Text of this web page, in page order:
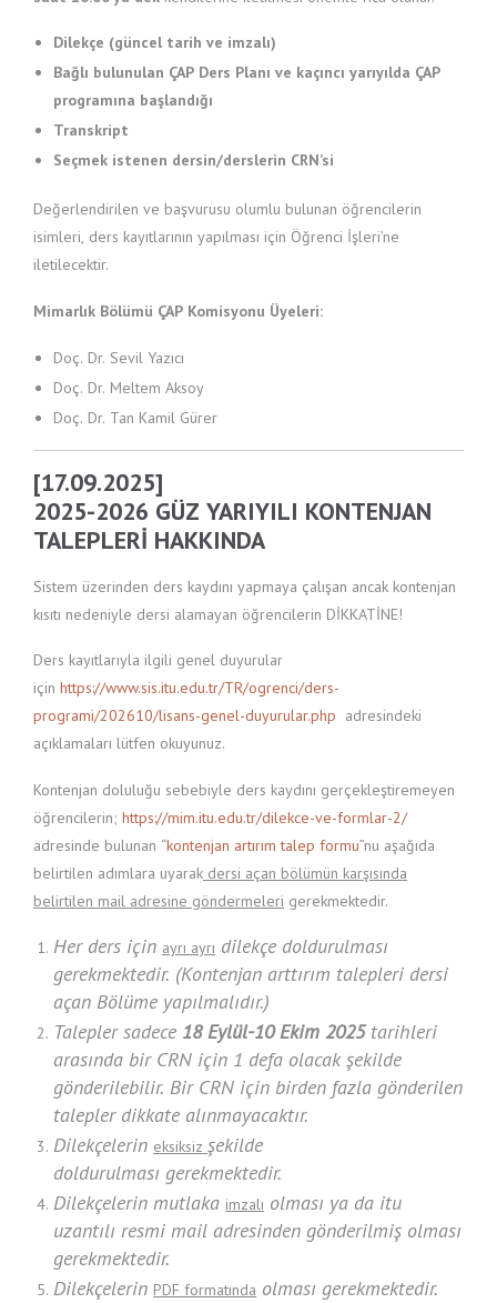
Dilekçe (güncel tarih ve imzalı)
Bağlı bulunulan ÇAP Ders Planı ve kaçıncı yarıyılda ÇAP
programına başlandığı
Transkript
Seçmek istenen dersin/derslerin CRN’si
Değerlendirilen ve başvurusu olumlu bulunan öğrencilerin
isimleri, ders kayıtlarının yapılması için Öğrenci İşleri’ne
iletilecektir.
Mimarlık Bölümü ÇAP Komisyonu Üyeleri:
Doç. Dr. Sevil Yazıcı
Doç. Dr. Meltem Aksoy
Doç. Dr. Tan Kamil Gürer
[17.09.2025]
2025-2026 GÜZ YARIYILI KONTENJAN
TALEPLERİ HAKKINDA
Sistem üzerinden ders kaydını yapmaya çalışan ancak kontenjan
kısıtı nedeniyle dersi alamayan öğrencilerin DİKKATİNE!
Ders kayıtlarıyla ilgili genel duyurular
için https://www.sis.itu.edu.tr/TR/ogrenci/ders-
programi/202610/lisans-genel-duyurular.php adresindeki
açıklamaları lütfen okuyunuz.
Kontenjan doluluğu sebebiyle ders kaydını gerçekleştiremeyen
öğrencilerin; https://mim.itu.edu.tr/dilekce-ve-formlar-2/
adresinde bulunan “kontenjan artırım talep formu”nu aşağıda
belirtilen adımlara uyarak dersi açan bölümün karşısında
belirtilen mail adresine göndermeleri gerekmektedir.
Her ders için ayrı ayrı dilekçe doldurulması
gerekmektedir. (Kontenjan arttırım talepleri dersi
açan Bölüme yapılmalıdır.)
Talepler sadece 18 Eylül-10 Ekim 2025tarihleri
arasında bir CRN için 1 defa olacak şekilde
gönderilebilir. Bir CRN için birden fazla gönderilen
talepler dikkate alınmayacaktır.
Dilekçelerin eksiksizşekilde
doldurulması gerekmektedir.
Dilekçelerin mutlaka imzalı olması ya da itu
uzantılı resmi mail adresinden gönderilmiş olması
gerekmektedir.
Dilekçelerin PDF formatında olması gerekmektedir.